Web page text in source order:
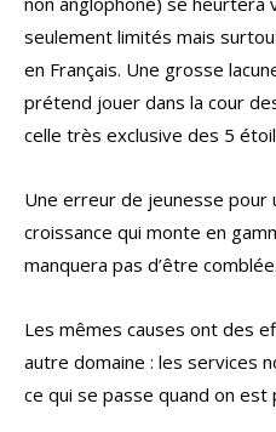
seulement limités mais
en Français. Une grosse
prétend jouer dans la cour
celle très exclusive des 5
Une erreur de jeunesse pour
croissance qui monte en
manquera pas d’être comblée.
Les mêmes causes ont des
autre domaine : les services
ce qui se passe quand on est